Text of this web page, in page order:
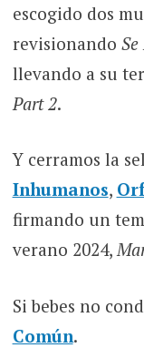
escogido dos
revisionando
llevando a su
Part 2.
Y cerramos la
Inhumanos,
firmando un
verano 2024,
Si bebes no
Común.